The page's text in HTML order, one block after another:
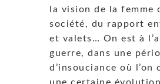
la vision de la femme
société, du rapport
et valets… On est à
guerre, dans une
d’insouciance où l’on
une certaine